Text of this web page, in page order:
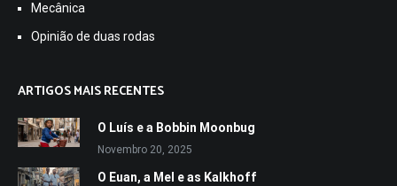
Mecânica
Opinião de duas rodas
ARTIGOS MAIS RECENTES
O Luís e a Bobbin Moonbug
Novembro 20, 2025
O Euan, a Mel e as Kalkhoff